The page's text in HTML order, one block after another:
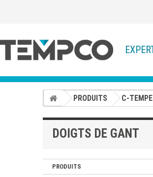
PRODUITS C-
DOIGTS DE GANT
PRODUITS